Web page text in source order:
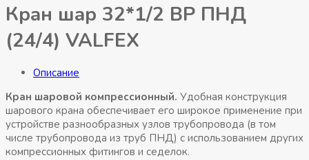
Кран шар 32*1/2 ВР ПНД
(24/4) VALFEX
Описание
Кран шаровой компрессионный. Удобная конструкция
шарового крана обеспечивает его широкое применение при
устройстве разнообразных узлов трубопровода (в том
числе трубопровода из труб ПНД) с использованием других
компрессионных фитингов и седелок.